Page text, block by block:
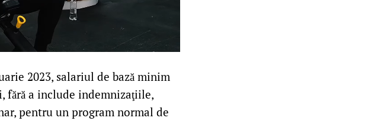
2023, salariul de bază minim
fără a include indemnizaţiile,
pentru un program normal de